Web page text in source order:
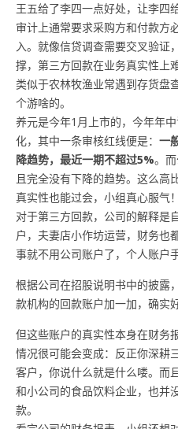
王五给了李四一点好处，让李四
审计上通常要求采购方和付款方
入。就像信贷调查需要交叉验证
撑，第三方回款在业务真实性上
类似于农林牧渔业常遇到存货盘
个游啥的。
养元是今年1月上市的，今年年
化，其中一条审核红线便是： 一
降趋势，最近一期不超过5%。而
且完全没有下降的趋势。这么高
真实性也能过会，小组真心服气！
对于第三方回款，公司的解释是
户，夫妻店小作坊运营，财务也
事就不用公司账户了，个人账户
根据公司在招股说明书中的披露
款机构的回款账户加一加，确实
但这些账户的真实性本身在财务
情况很可能会变成：反正你深耕
客户，你说什么就是什么喽。而
和小公司的食品饮料企业，也并
款。